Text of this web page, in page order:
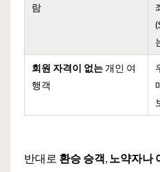
람
회원 자격이 없는 개인 여
행객
반대로 환승 승객 노약자나